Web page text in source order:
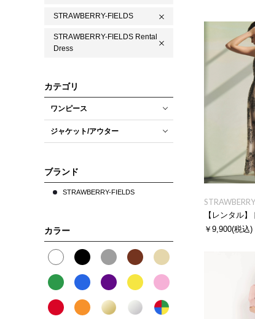
STRAWBERRY-FIELDS
STRAWBERRY-FIELDS Rental
Dress
カテゴリ
ワンピース
ジャケット/アウター
ブランド
STRAWBERRY-FIELDS
カラー
【レンタル】
￥9,900(税込)